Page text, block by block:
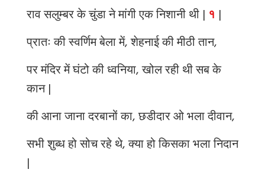
राव सलुम्बर के चुंडा ने मांगी एक निशानी थी | १ |
प्रातः की स्वर्णिम बेला में, शेहनाई की मीठी तान,
पर मंदिर में घंटो की ध्वनिया, खोल रही थी सब के
कान |
की आना जाना दरबानों का, छडीदार ओ भला दीवान,
सभी शुब्ध हो सोच रहे थे, क्या हो किसका भला निदान
|